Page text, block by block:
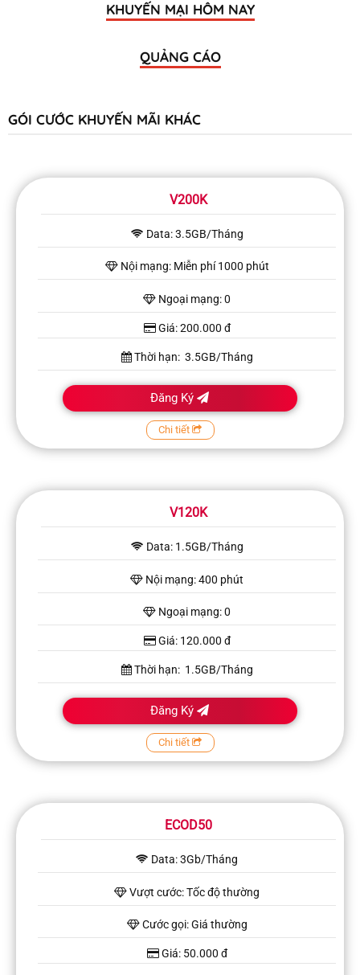
KHUYẾN MẠI HÔM NAY
QUẢNG CÁO
GÓI CƯỚC KHUYẾN MÃI KHÁC
V200K
Data: 3.5GB/Tháng
Nội mạng: Miễn phí 1000 phút
Ngoại mạng: 0
Giá: 200.000 đ
Thời hạn: 3.5GB/Tháng
Đăng Ký
Chi tiết
V120K
Data: 1.5GB/Tháng
Nội mạng: 400 phút
Ngoại mạng: 0
Giá: 120.000 đ
Thời hạn: 1.5GB/Tháng
Đăng Ký
Chi tiết
ECOD50
Data: 3Gb/Tháng
Vượt cước: Tốc độ thường
Cước gọi: Giá thường
Giá: 50.000 đ